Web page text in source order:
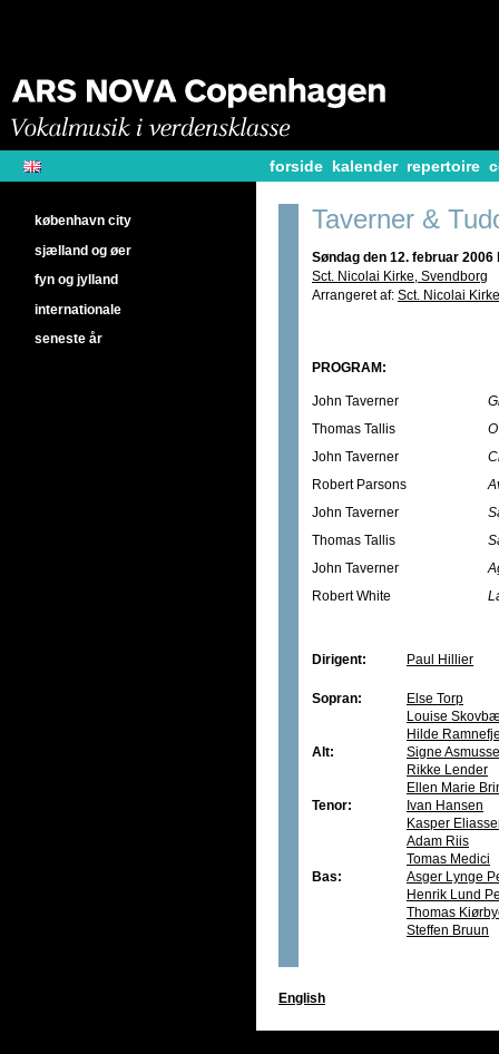
forside kalender repertoire
Taverner &
Søndag den 12. februar 2006
Sct. Nicolai Kirke, Svendborg
Arrangeret af: Sct. Nicolai
PROGRAM:
John Taverner
Thomas Tallis
John Taverner
Robert Parsons
John Taverner
Thomas Tallis
John Taverner
Robert White
Dirigent: Paul Hillier
Sopran:
Else Torp
Louise
Hilde
Alt:
Signe
Rikke Lender
Ellen Marie
Tenor:
Ivan Hansen
Kasper
Adam Riis
Tomas Medici
Bas:
Asger Lynge
Henrik Lund
Thomas
Steffen Bruun
English
københavn city
sjælland og øer
fyn og jylland
internationale
seneste år